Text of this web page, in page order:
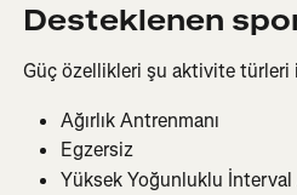
Desteklenen
Güç özellikleri şu aktivite türleri
Ağırlık Antrenmanı
Egzersiz
Yüksek Yoğunluklu İnterval